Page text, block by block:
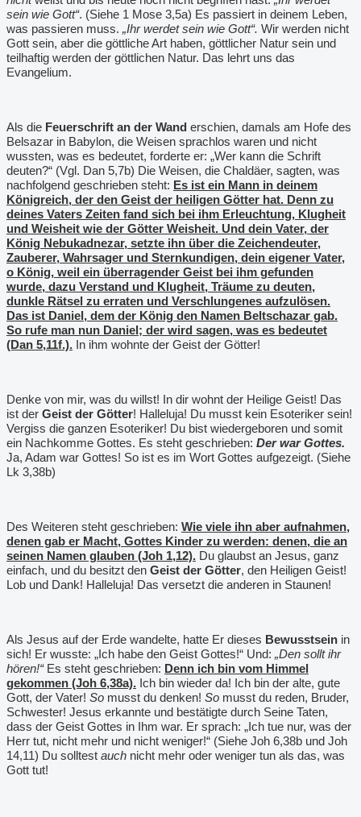
sein wie Gott“. (Siehe 1 Mose 3,5a) Es passiert in deinem Leben,
was passieren muss. „Ihr werdet sein wie Gott“. Wir werden nicht
Gott sein, aber die göttliche Art haben, göttlicher Natur sein und
teilhaftig werden der göttlichen Natur. Das lehrt uns das
Evangelium.
Als die Feuerschrift an der Wand erschien, damals am Hofe des
Belsazar in Babylon, die Weisen sprachlos waren und nicht
wussten, was es bedeutet, forderte er: „Wer kann die Schrift
deuten?“ (Vgl. Dan 5,7b) Die Weisen, die Chaldäer, sagten, was
nachfolgend geschrieben steht: Es ist ein Mann in deinem
Königreich, der den Geist der heiligen Götter hat. Denn zu
deines Vaters Zeiten fand sich bei ihm Erleuchtung, Klugheit
und Weisheit wie der Götter Weisheit. Und dein Vater, der
König Nebukadnezar, setzte ihn über die Zeichendeuter,
Zauberer, Wahrsager und Sternkundigen, dein eigener Vater,
o König, weil ein überragender Geist bei ihm gefunden
wurde, dazu Verstand und Klugheit, Träume zu deuten,
dunkle Rätsel zu erraten und Verschlungenes aufzulösen.
Das ist Daniel, dem der König den Namen Beltschazar gab.
So rufe man nun Daniel; der wird sagen, was es bedeutet
(Dan 5,11f.). In ihm wohnte der Geist der Götter!
Denke von mir, was du willst! In dir wohnt der Heilige Geist! Das
ist der Geist der Götter! Halleluja! Du musst kein Esoteriker sein!
Vergiss die ganzen Esoteriker! Du bist wiedergeboren und somit
ein Nachkomme Gottes. Es steht geschrieben: Der war Gottes.
Ja, Adam war Gottes! So ist es im Wort Gottes aufgezeigt. (Siehe
Lk 3,38b)
Des Weiteren steht geschrieben: Wie viele ihn aber aufnahmen,
denen gab er Macht, Gottes Kinder zu werden: denen, die an
seinen Namen glauben (Joh 1,12). Du glaubst an Jesus, ganz
einfach, und du besitzt den Geist der Götter, den Heiligen Geist!
Lob und Dank! Halleluja! Das versetzt die anderen in Staunen!
Als Jesus auf der Erde wandelte, hatte Er dieses Bewusstsein in
sich! Er wusste: „Ich habe den Geist Gottes!“ Und: „Den sollt ihr
hören!“Es steht geschrieben: Denn ich bin vom Himmel
gekommen (Joh 6,38a). Ich bin wieder da! Ich bin der alte, gute
Gott, der Vater! So musst du denken! So musst du reden, Bruder,
Schwester! Jesus erkannte und bestätigte durch Seine Taten,
dass der Geist Gottes in Ihm war. Er sprach: „Ich tue nur, was der
Herr tut, nicht mehr und nicht weniger!“ (Siehe Joh 6,38b und Joh
14,11) Du solltest auch nicht mehr oder weniger tun als das, was
Gott tut!